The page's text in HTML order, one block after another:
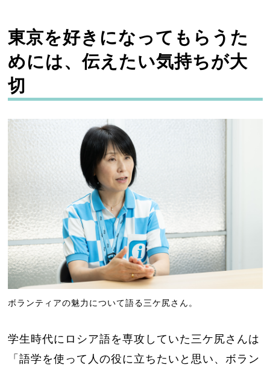
東京を好きになってもらうた
めには、伝えたい気持ちが大
切
ボランティアの魅力について語る三ケ尻さん。
学生時代にロシア語を専攻していた三ケ尻さんは
「語学を使って人の役に立ちたいと思い、ボラン